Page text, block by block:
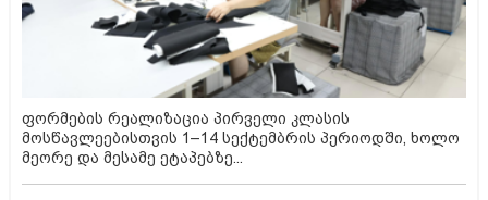
ფორმების რეალიზაცია პირველი კლასის
მოსწავლეებისთვის 1–14 სექტემბრის პერიოდში, ხოლო
მეორე და მესამე ეტაპებზე...